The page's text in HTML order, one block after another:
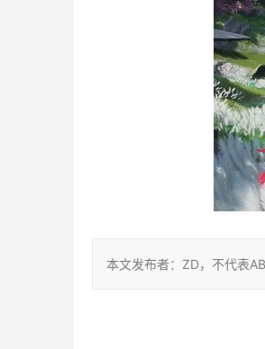
本文发布者：ZD，不代表